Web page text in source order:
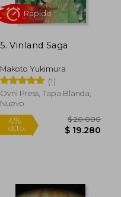
5. Vinland Saga
Makoto Yukimura
(1)
Ovni Press, Tapa Blanda,
Nuevo